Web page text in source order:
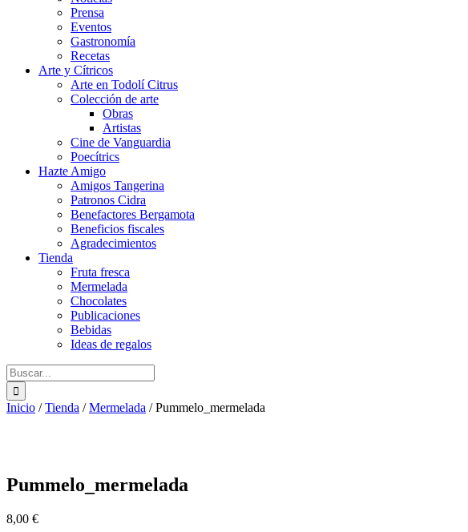
Prensa
Eventos
Gastronomía
Recetas
Arte y Cítricos
Arte en Todolí Citrus
Colección de arte
Obras
Artistas
Cine de Vanguardia
Poecítrics
Hazte Amigo
Amigos Tangerina
Patronos Cidra
Benefactores Bergamota
Beneficios fiscales
Agradecimientos
Tienda
Fruta fresca
Mermelada
Chocolates
Publicaciones
Bebidas
Ideas de regalos
Buscar:
Inicio / Tienda / Mermelada / Pummelo_mermelada
Pummelo_mermelada
8,00 €